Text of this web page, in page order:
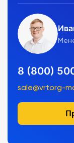
8 (800)
sale@vrtorg-